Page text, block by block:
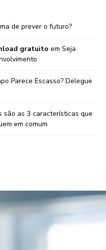
de prever o futuro?
gratuito em Seja
Parece Escasso? Delegue
são as 3 características que
em comum